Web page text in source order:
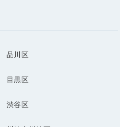
品川区
目黒区
渋谷区